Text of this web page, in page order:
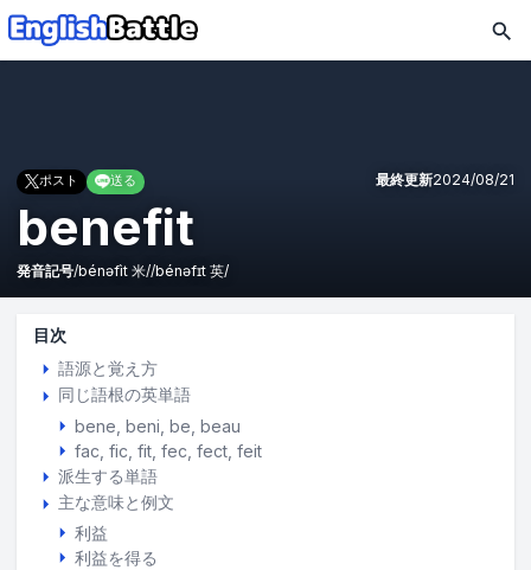
ポスト 送る 最終更新2024/08/21
benefit
発音記号/bénəfìt 米//bénəfɪt 英/
目次
語源と覚え方
同じ語根の英単語
bene beni be beau
fac fic fit fec fect feit
派生する単語
主な意味と例文
利益
利益を得る